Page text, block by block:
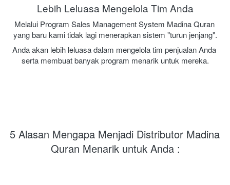
Lebih Leluasa Mengelola Tim Anda
Melalui Program Sales Management System Madina Quran
yang baru kami tidak lagi menerapkan sistem "turun jenjang".
Anda akan lebih leluasa dalam mengelola tim penjualan Anda
serta membuat banyak program menarik untuk mereka.
5 Alasan Mengapa Menjadi Distributor Madina
Quran Menarik untuk Anda :